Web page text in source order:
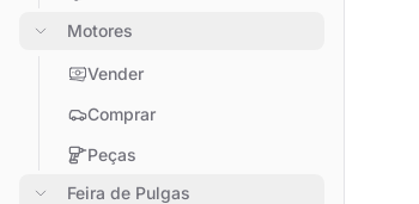
Motores
Vender
Comprar
Peças
Feira de Pulgas